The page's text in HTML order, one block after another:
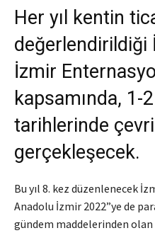
Her yıl kentin
değerlendirildiği
İzmir
kapsamında, 1-
tarihlerinde
gerçekleşecek.
Bu yıl 8. kez düzenlenecek
Anadolu İzmir 2022”ye de
gündem maddelerinden olan